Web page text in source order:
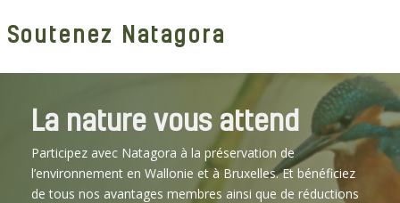
Soutenez Natagora
La nature vous attend
Participez avec Natagora à la préservation de
l’environnement en Wallonie et à Bruxelles. Et bénéficiez
de tous nos avantages membres ainsi que de réductions